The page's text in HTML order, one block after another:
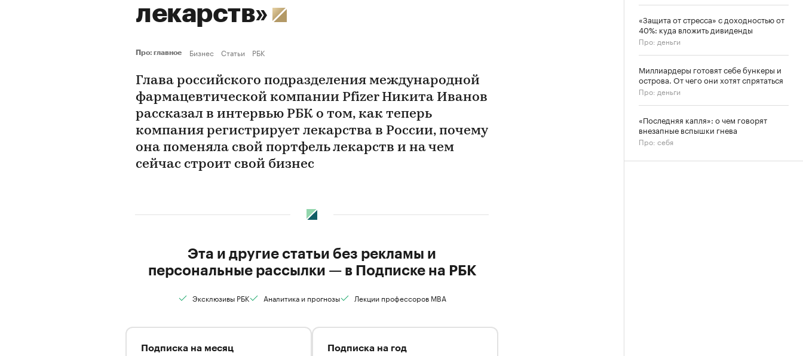
лекарств»
Про: главное Бизнес Статьи РБК
Глава российского подразделения международной
фармацевтической компании Pfizer Никита Иванов
рассказал в интервью РБК о том, как теперь
компания регистрирует лекарства в России, почему
она поменяла свой портфель лекарств и на чем
сейчас строит свой бизнес
Эта и другие статьи без рекламы и
персональные рассылки — в Подписке на РБК
Эксклюзивы РБК Аналитика и прогнозы Лекции профессоров MBA
Подписка на месяц Подписка на год
«Защита от стресса» с доходностью от
40%: куда вложить дивиденды
Про: деньги
Миллиардеры готовят себе бункеры и
острова. От чего они хотят спрятаться
Про: деньги
«Последняя капля»: о чем говорят
внезапные вспышки гнева
Про: себя